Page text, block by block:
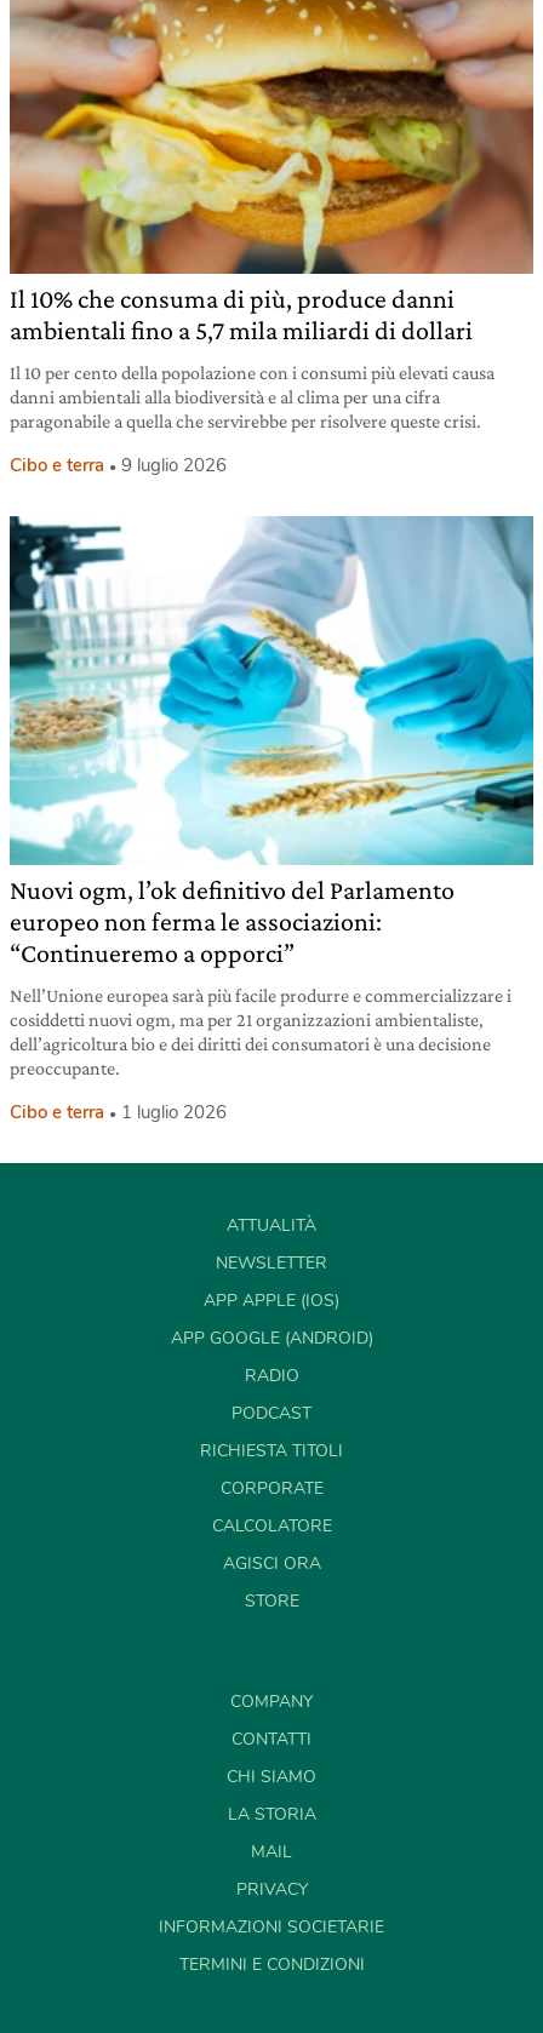
Il 10% che consuma di più, produce danni
ambientali fino a 5,7 mila miliardi di dollari
Il 10 per cento della popolazione con i consumi più elevati causa
danni ambientali alla biodiversità e al clima per una cifra
paragonabile a quella che servirebbe per risolvere queste crisi.
Cibo e terra 9 luglio 2026
Nuovi ogm, l’ok definitivo del Parlamento
europeo non ferma le associazioni:
“Continueremo a opporci”
Nell’Unione europea sarà più facile produrre e commercializzare i
cosiddetti nuovi ogm, ma per 21 organizzazioni ambientaliste,
dell’agricoltura bio e dei diritti dei consumatori è una decisione
preoccupante.
Cibo e terra 1 luglio 2026
ATTUALITÀ
NEWSLETTER
APP APPLE (IOS)
APP GOOGLE (ANDROID)
RADIO
PODCAST
RICHIESTA TITOLI
CORPORATE
CALCOLATORE
AGISCI ORA
STORE
COMPANY
CONTATTI
CHI SIAMO
LA STORIA
MAIL
PRIVACY
INFORMAZIONI SOCIETARIE
TERMINI E CONDIZIONI